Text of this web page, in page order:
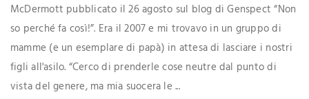
McDermott pubblicato il 26 agosto sul blog di Genspect “Non
so perché fa così!”. Era il 2007 e mi trovavo in un gruppo di
mamme (e un esemplare di papà) in attesa di lasciare i nostri
figli all'asilo. “Cerco di prenderle cose neutre dal punto di
vista del genere, ma mia suocera le ...